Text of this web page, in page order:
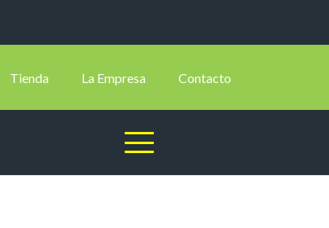
Tienda La Empresa Contacto